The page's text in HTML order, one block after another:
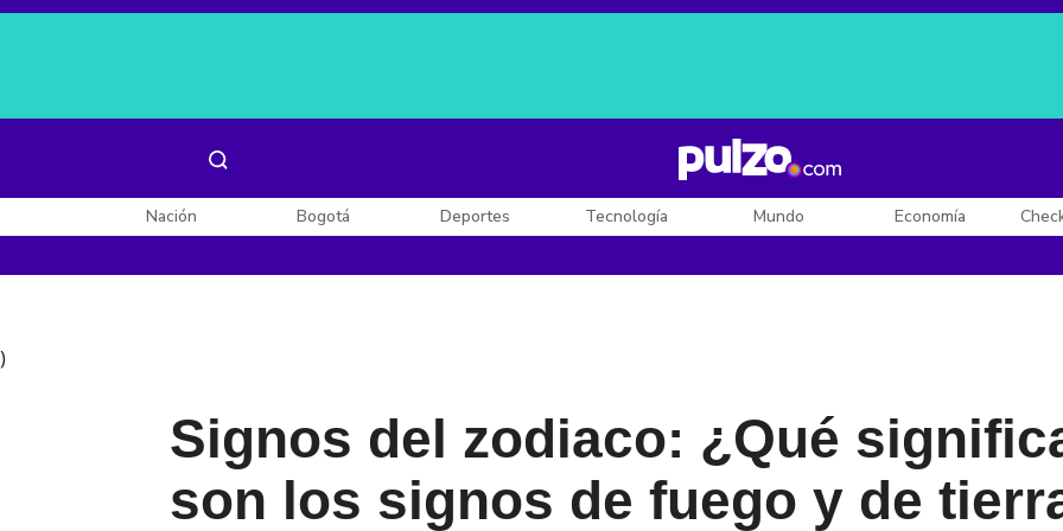
Posesión de De la Espriella
Nación Bogotá Deportes Tecnología Mundo Economía
)
Signos del zodiaco: ¿Qué
son los signos de fuego y de